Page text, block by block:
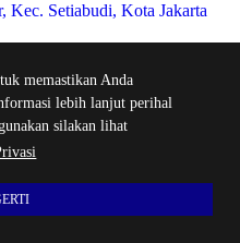
memastikan Anda
lebih lanjut perihal
silakan lihat
Setiabudi, Kota Jakarta